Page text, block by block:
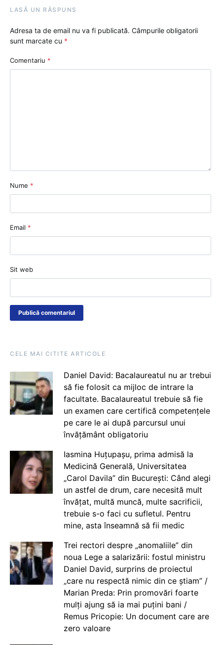
LASĂ UN RĂSPUNS
Adresa ta de email nu va fi publicată. Câmpurile obligatorii
sunt marcate cu *
Comentariu *
Nume *
Email *
Sit web
CELE MAI CITITE ARTICOLE
Daniel David: Bacalaureatul nu ar trebui
să fie folosit ca mijloc de intrare la
facultate. Bacalaureatul trebuie să fie
un examen care certifică competențele
pe care le ai după parcursul unui
învățământ obligatoriu
Iasmina Huțupașu, prima admisă la
Medicină Generală, Universitatea
„Carol Davila” din București: Când alegi
un astfel de drum, care necesită mult
învățat, multă muncă, multe sacrificii,
trebuie s-o faci cu sufletul. Pentru
mine, asta înseamnă să fii medic
Trei rectori despre „anomaliile” din
noua Lege a salarizării: fostul ministru
Daniel David, surprins de proiectul
„care nu respectă nimic din ce știam” /
Marian Preda: Prin promovări foarte
mulți ajung să ia mai puțini bani /
Remus Pricopie: Un document care are
zero valoare